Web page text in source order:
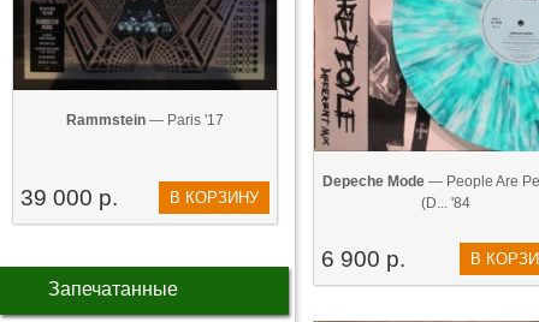
Rammstein — Paris '17
39 000 р. В КОРЗИНУ
Запечатанные
Depeche Mode — People Are
(D... '84
6 900 р. В